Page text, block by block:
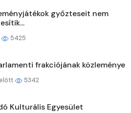
győzteseit nem
5425
frakciójának közleménye
5342
Kulturális Egyesület